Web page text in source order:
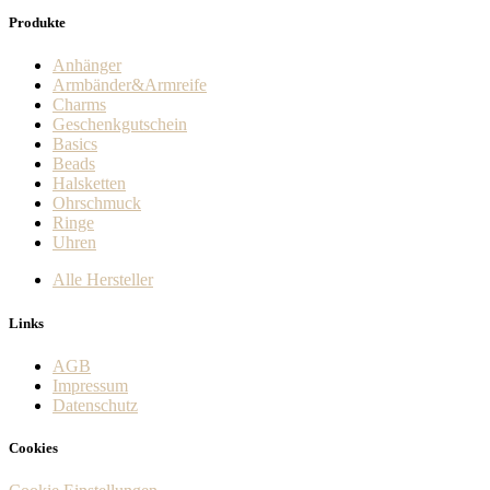
Produkte
Anhänger
Armbänder&Armreife
Charms
Geschenkgutschein
Basics
Beads
Halsketten
Ohrschmuck
Ringe
Uhren
Alle Hersteller
Links
AGB
Impressum
Datenschutz
Cookies